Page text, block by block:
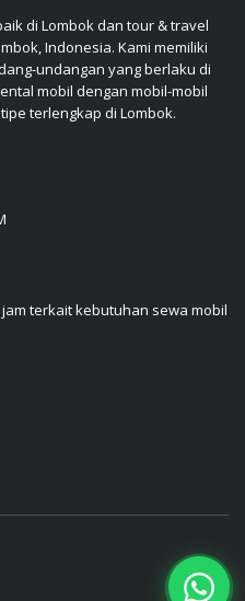
di Lombok dan tour & travel
Indonesia. Kami memiliki
undangan yang berlaku di
mobil dengan mobil-mobil
terlengkap di Lombok.
terkait kebutuhan sewa mobil